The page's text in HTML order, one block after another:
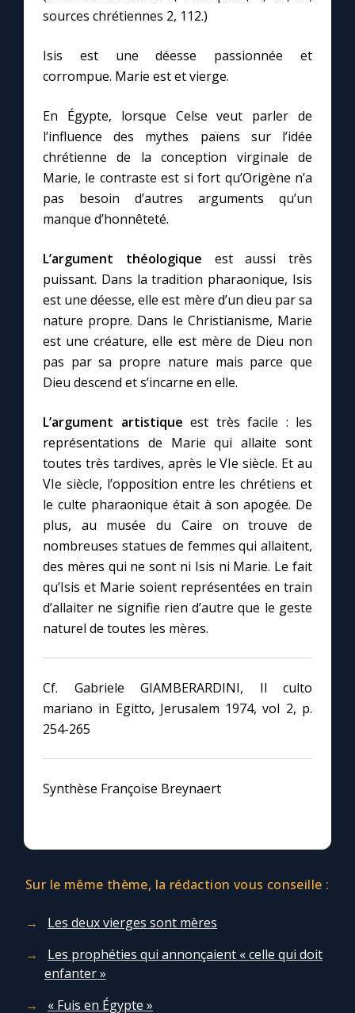
Marie de Nazareth
sources chrétiennes 2, 112.)
Isis est une déesse passionnée et
corrompue. Marie est et vierge.
En Égypte, lorsque Celse veut parler de
l’influence des mythes païens sur l’idée
chrétienne de la conception virginale de
Marie, le contraste est si fort qu’Origène n’a
pas besoin d’autres arguments qu’un
manque d’honnêteté.
L’argument théologique est aussi très
puissant. Dans la tradition pharaonique, Isis
est une déesse, elle est mère d’un dieu par sa
nature propre. Dans le Christianisme, Marie
est une créature, elle est mère de Dieu non
pas par sa propre nature mais parce que
Dieu descend et s’incarne en elle.
L’argument artistique est très facile : les
représentations de Marie qui allaite sont
toutes très tardives, après le VIe siècle. Et au
VIe siècle, l’opposition entre les chrétiens et
le culte pharaonique était à son apogée. De
plus, au musée du Caire on trouve de
nombreuses statues de femmes qui allaitent,
des mères qui ne sont ni Isis ni Marie. Le fait
qu’Isis et Marie soient représentées en train
d’allaiter ne signifie rien d’autre que le geste
naturel de toutes les mères.
Cf. Gabriele GIAMBERARDINI, Il culto
mariano in Egitto, Jerusalem 1974, vol 2, p.
254-265
Synthèse Françoise Breynaert
Sur le même thème, la rédaction vous conseille :
Les deux vierges sont mères
Les prophéties qui annonçaient « celle qui doit
enfanter »
« Fuis en Égypte »